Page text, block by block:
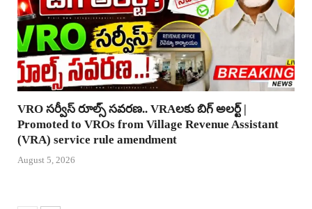
VRO సర్వీస్ రూల్స్ సవరణ.. VRAలకు బిగ్ అలర్ట్ |
Promoted to VROs from Village Revenue Assistant
(VRA) service rule amendment
August 5, 2026